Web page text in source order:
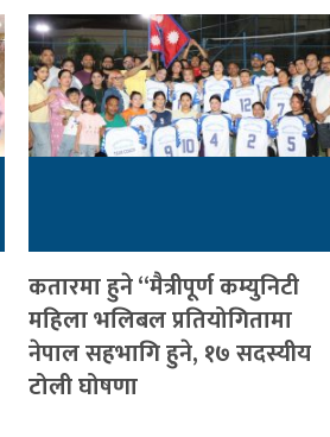
कतारमा हुने “मैत्रीपूर्ण कम्युनिटी
महिला भलिबल प्रतियोगितामा
नेपाल सहभागि हुने, १७ सदस्यीय
टोली घोषणा